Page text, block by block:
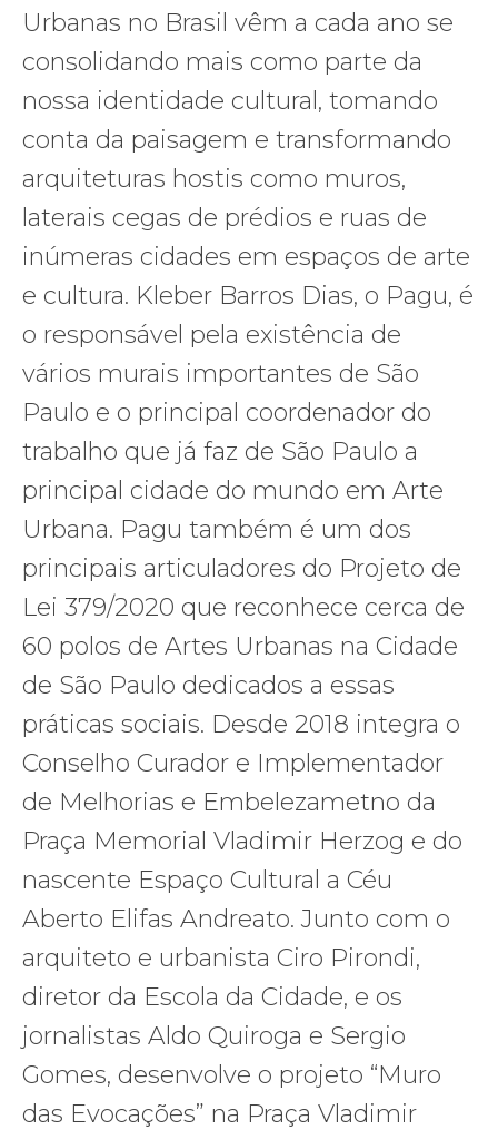
Urbanas no Brasil vêm a cada ano se
consolidando mais como parte da
nossa identidade cultural, tomando
conta da paisagem e transformando
arquiteturas hostis como muros,
laterais cegas de prédios e ruas de
inúmeras cidades em espaços de arte
e cultura. Kleber Barros Dias, o Pagu, é
o responsável pela existência de
vários murais importantes de São
Paulo e o principal coordenador do
trabalho que já faz de São Paulo a
principal cidade do mundo em Arte
Urbana. Pagu também é um dos
principais articuladores do Projeto de
Lei 379/2020 que reconhece cerca de
60 polos de Artes Urbanas na Cidade
de São Paulo dedicados a essas
práticas sociais. Desde 2018 integra o
Conselho Curador e Implementador
de Melhorias e Embelezametno da
Praça Memorial Vladimir Herzog e do
nascente Espaço Cultural a Céu
Aberto Elifas Andreato. Junto com o
arquiteto e urbanista Ciro Pirondi,
diretor da Escola da Cidade, e os
jornalistas Aldo Quiroga e Sergio
Gomes, desenvolve o projeto “Muro
das Evocações” na Praça Vladimir